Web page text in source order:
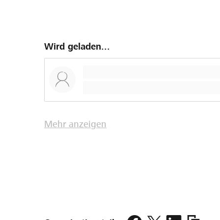
Wird geladen...
Mehr anzeigen